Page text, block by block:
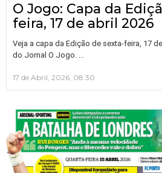
O Jogo: Capa da
feira, 17 de abril 2026
Veja a capa da Edição de sexta-feira, 17
do Jornal O Jogo. …
17 de Abril, 2026, 08:30